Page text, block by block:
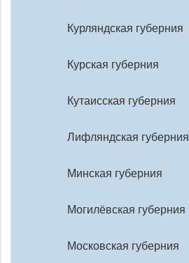
Курляндская губерния
Курская губерния
Кутаисская губерния
Лифляндская губерния
Минская губерния
Могилёвская губерния
Московская губерния